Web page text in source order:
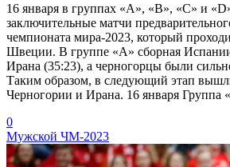
16 января в группах «А», «В», «С» и
заключительные матчи
чемпионата мира-2023, который
Швеции. В группе «А» сборная
Ирана (35:23), а черногорцы были
Таким образом, в следующий этап
Черногории и Ирана. 16 января
0
Мужской ЧМ-2023